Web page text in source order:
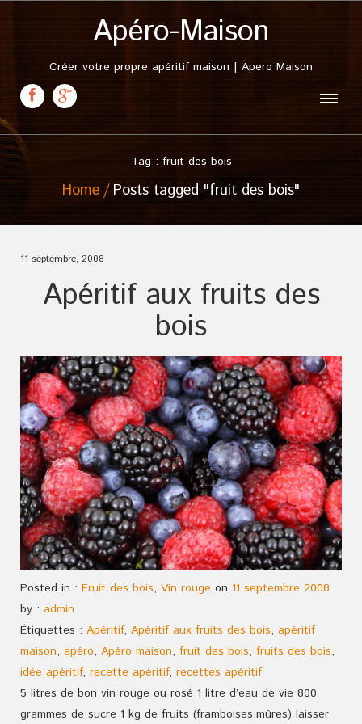
Apéro-Maison
Créer votre propre apéritif maison | Apero Maison
Tag : fruit des bois
Home Posts tagged "fruit des bois"
11 septembre, 2008
Apéritif aux fruits des
bois
Posted in : Fruit des bois, Vin rouge on 11 septembre 2008
by : admin
Étiquettes : Apéritif, Apéritif aux fruits des bois, apéritif
maison, apéro, Apéro maison, fruit des bois, fruits des bois,
idée apéritif, recette apéritif, recettes apéritif
5 litres de bon vin rouge ou rosé 1 litre d’eau de vie 800
grammes de sucre 1 kg de fruits (framboises,mûres) laisser